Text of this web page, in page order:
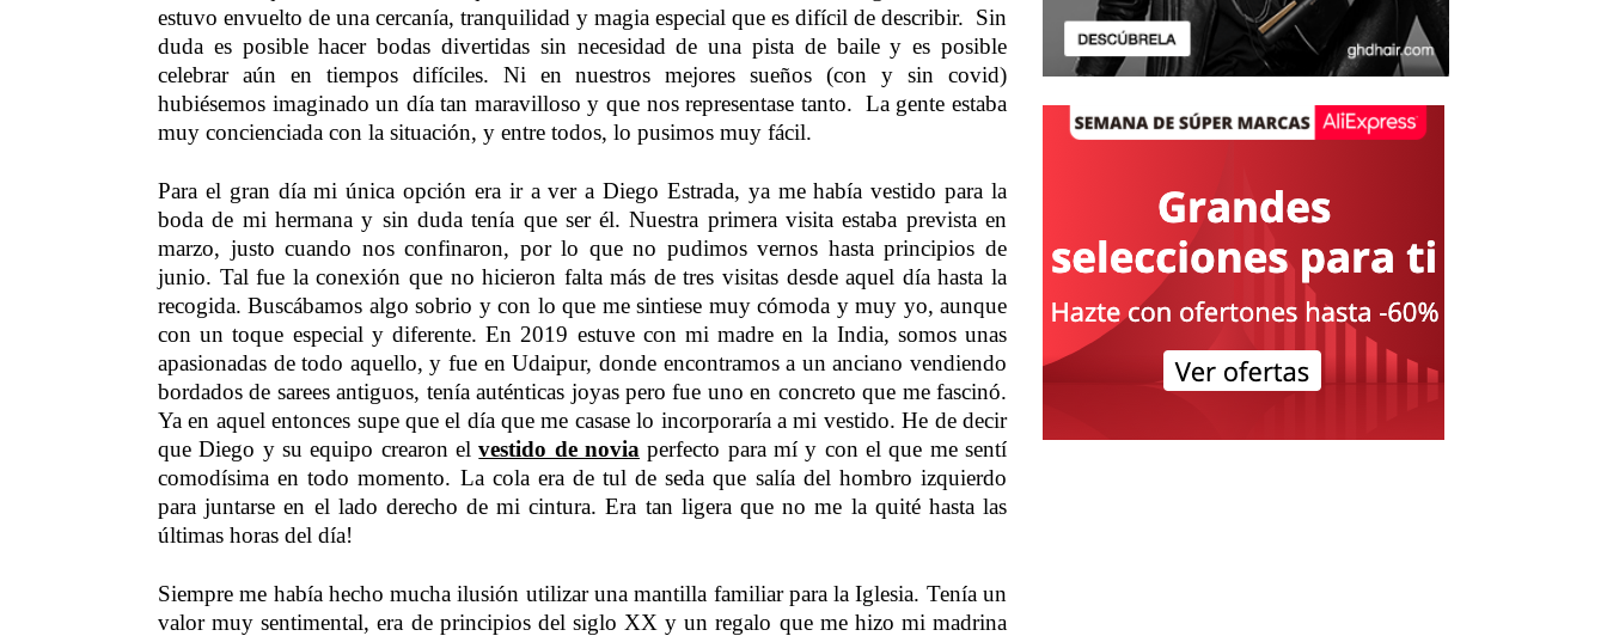
estuvo envuelto de una cercanía, tranquilidad y magia especial que es difícil de describir. Sin
duda es posible hacer bodas divertidas sin necesidad de una pista de baile y es posible
celebrar aún en tiempos difíciles. Ni en nuestros mejores sueños (con y sin covid)
hubiésemos imaginado un día tan maravilloso y que nos representase tanto. La gente estaba
muy concienciada con la situación, y entre todos, lo pusimos muy fácil.
Para el gran día mi única opción era ir a ver a Diego Estrada, ya me había vestido para la
boda de mi hermana y sin duda tenía que ser él. Nuestra primera visita estaba prevista en
marzo, justo cuando nos confinaron, por lo que no pudimos vernos hasta principios de
junio. Tal fue la conexión que no hicieron falta más de tres visitas desde aquel día hasta la
recogida. Buscábamos algo sobrio y con lo que me sintiese muy cómoda y muy yo, aunque
con un toque especial y diferente. En 2019 estuve con mi madre en la India, somos unas
apasionadas de todo aquello, y fue en Udaipur, donde encontramos a un anciano vendiendo
bordados de sarees antiguos, tenía auténticas joyas pero fue uno en concreto que me fascinó.
Ya en aquel entonces supe que el día que me casase lo incorporaría a mi vestido. He de decir
que Diego y su equipo crearon elvestido de novia perfecto para mí y con el que me sentí
comodísima en todo momento. La cola era de tul de seda que salía del hombro izquierdo
para juntarse en el lado derecho de mi cintura. Era tan ligera que no me la quité hasta las
últimas horas del día!
Siempre me había hecho mucha ilusión utilizar una mantilla familiar para la Iglesia. Tenía un
valor muy sentimental, era de principios del siglo XX y un regalo que me hizo mi madrina